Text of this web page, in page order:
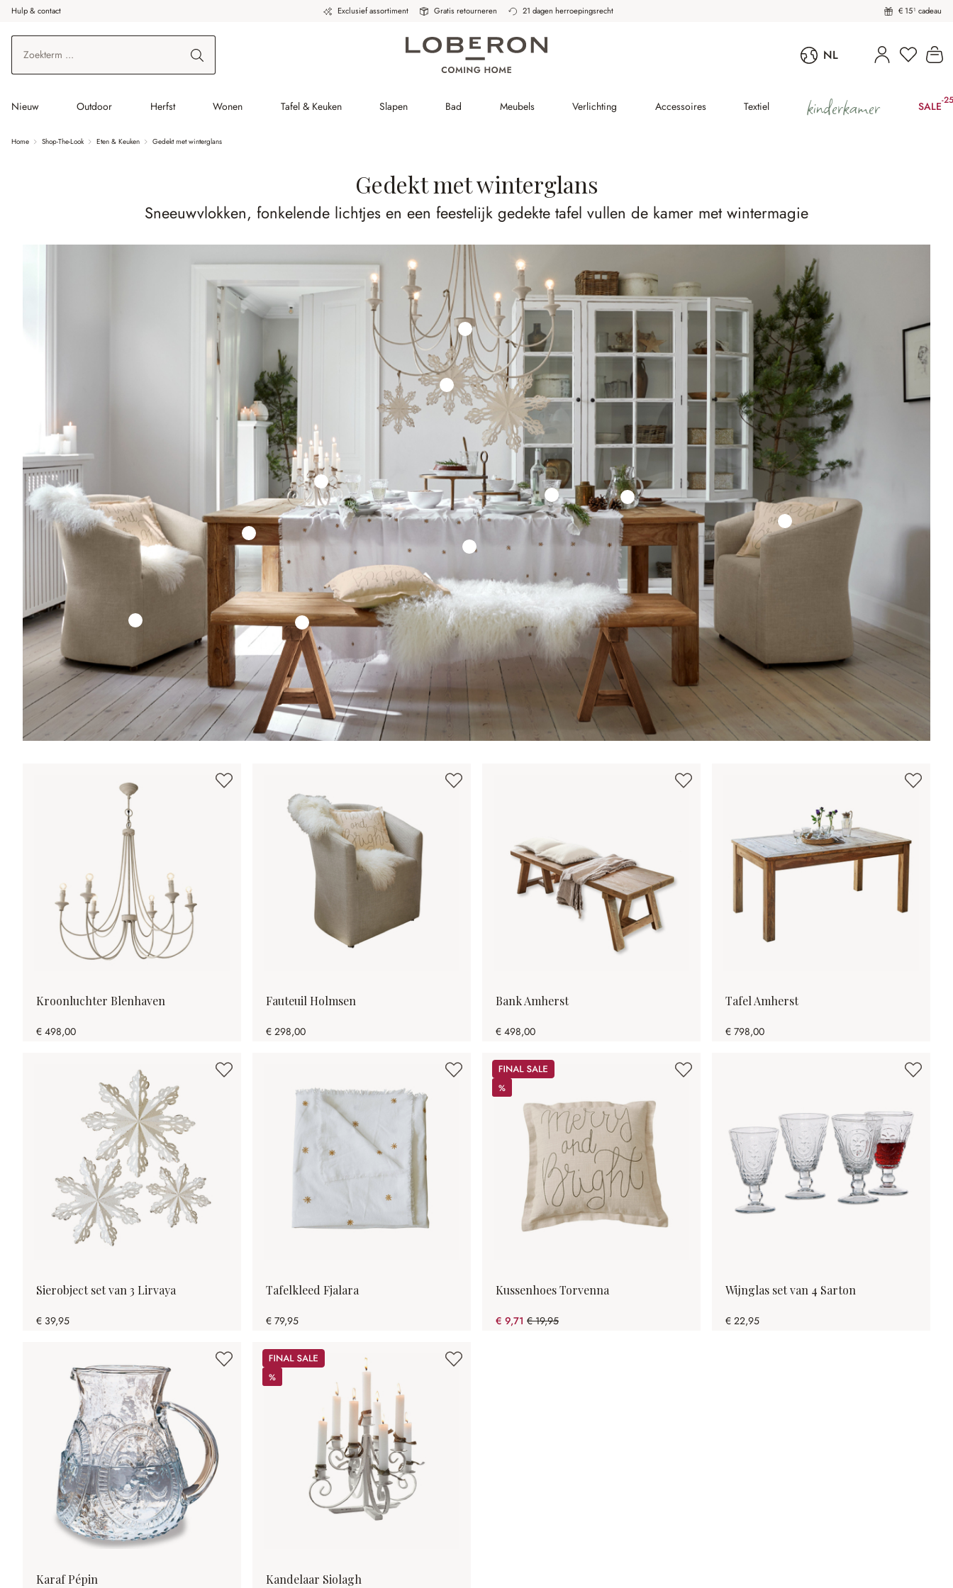
de hoofdinhoud
Ga naar zoeken
Ga naar de hoofdnavigatie
Hulp & contact Exclusief assortiment Gratis retourneren 21 dagen herroepingsrecht € 15¹ cadeau
NL U heeft
Nieuw Outdoor Herfst Wonen Tafel & Keuken Slapen Bad Meubels Verlichting Accessoires Textiel kinderkamer SALE-
Home Shop-The-Look Eten & Keuken Gedekt met winterglans
Gedekt met winterglans
Sneeuwvlokken, fonkelende lichtjes en een feestelijk gedekte tafel vullen de kamer met wintermagie
Kroonluchter Blenhaven
€ 498,00
Fauteuil Holmsen
€ 298,00
Bank Amherst
€ 498,00
Tafel Amherst
€ 798,00
Sierobject set van 3 Lirvaya
€ 39,95
Tafelkleed Fjalara
€ 79,95
Sale
%
%
Kussenhoes Torvenna
€ 9,71 € 19,95
(51.33% gespart)
Wijnglas set van 4 Sarton
€ 22,95
Karaf Pépin
Sale
%
%
Kandelaar Siolagh